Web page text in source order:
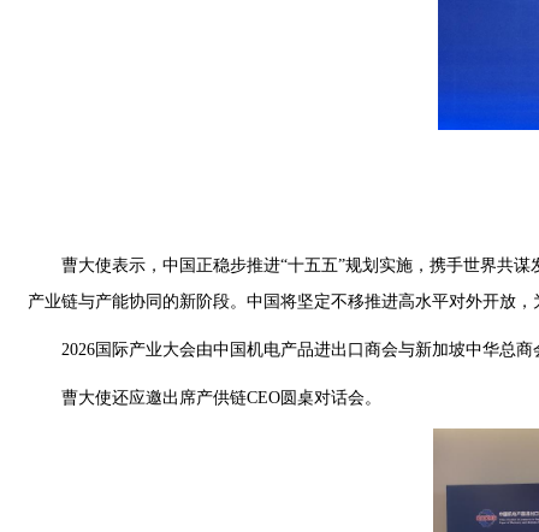
曹大使表示，中国正稳步推进“十五五”规划实施，携手世界共
产业链与产能协同的新阶段。中国将坚定不移推进高水平对外开放
2026国际产业大会由中国机电产品进出口商会与新加坡中华总
曹大使还应邀出席产供链CEO圆桌对话会。